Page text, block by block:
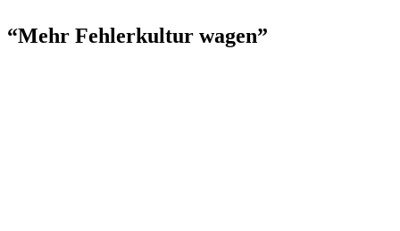
“Mehr Feh­ler­kul­tur wagen”